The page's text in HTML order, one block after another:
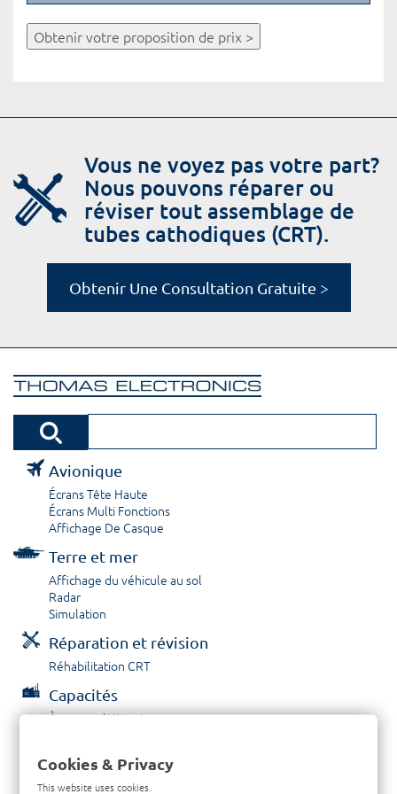
Obtenir votre proposition de prix >
Vous ne voyez pas votre part?
Nous pouvons réparer ou
réviser tout assemblage de
tubes cathodiques (CRT).
Obtenir Une Consultation Gratuite >
Avionique
Écrans Tête Haute
Écrans Multi Fonctions
Affichage De Casque
Terre et mer
Affichage du véhicule au sol
Radar
Simulation
Réparation et révision
Réhabilitation CRT
Capacités
À propos / Historique
Contactez nous
Cookies & Privacy
This website uses cookies.